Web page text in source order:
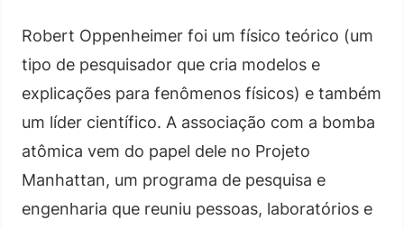
Robert Oppenheimer foi um físico teórico (um
tipo de pesquisador que cria modelos e
explicações para fenômenos físicos) e também
um líder científico. A associação com a bomba
atômica vem do papel dele no Projeto
Manhattan, um programa de pesquisa e
engenharia que reuniu pessoas, laboratórios e